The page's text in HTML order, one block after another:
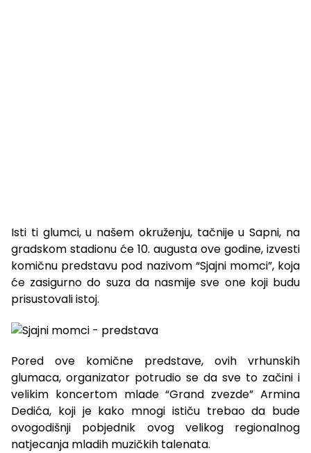
Isti ti glumci, u našem okruženju, tačnije u Sapni, na
gradskom stadionu će 10. augusta ove godine, izvesti
komičnu predstavu pod nazivom “Sjajni momci”, koja
će zasigurno do suza da nasmije sve one koji budu
prisustovali istoj.
Pored ove komične predstave, ovih vrhunskih
glumaca, organizator potrudio se da sve to začini i
velikim koncertom mlade “Grand zvezde” Armina
Dedića, koji je kako mnogi ističu trebao da bude
ovogodišnji pobjednik ovog velikog regionalnog
natjecanja mladih muzičkih talenata.